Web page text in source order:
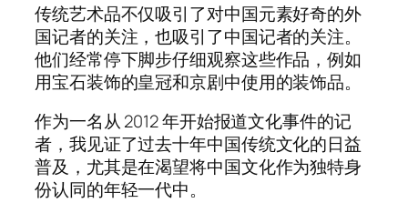
传统艺术品不仅吸引了对中国元素好奇的外
国记者的关注，也吸引了中国记者的关注。
他们经常停下脚步仔细观察这些作品，例如
用宝石装饰的皇冠和京剧中使用的装饰品。
作为一名从 2012 年开始报道文化事件的记
者，我见证了过去十年中国传统文化的日益
普及，尤其是在渴望将中国文化作为独特身
份认同的年轻一代中。